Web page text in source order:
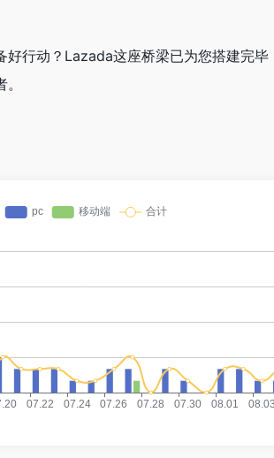
行动？Lazada这座桥梁已为您搭建完毕